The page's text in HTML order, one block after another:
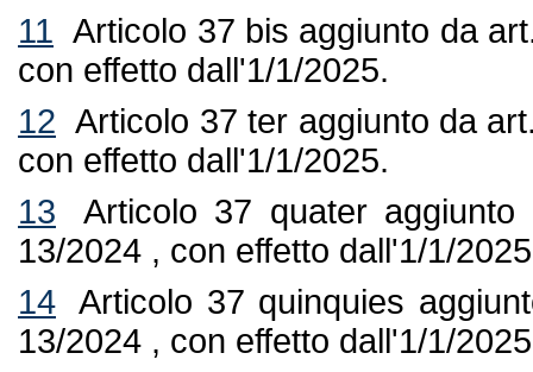
11 Articolo 37 bis aggiunto da
con effetto dall'1/1/2025.
12 Articolo 37 ter aggiunto da
con effetto dall'1/1/2025.
13
Articolo 37 quater
13/2024 , con effetto dall'1/1/
14 Articolo 37 quinquies
13/2024 , con effetto dall'1/1/